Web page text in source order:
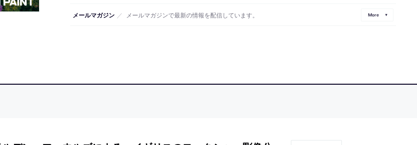
メールマガジン ／ メールマガジンで最新の情報を配信しています。 More